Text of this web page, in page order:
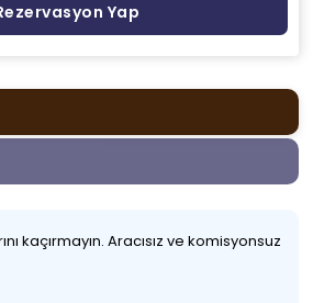
Yap
kaçırmayın. Aracısız ve komisyonsuz